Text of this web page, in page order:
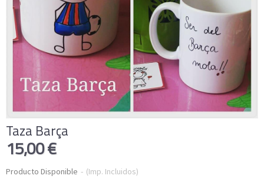
Taza Barça
15,00 €
Producto Disponible - (Imp. Incluidos)